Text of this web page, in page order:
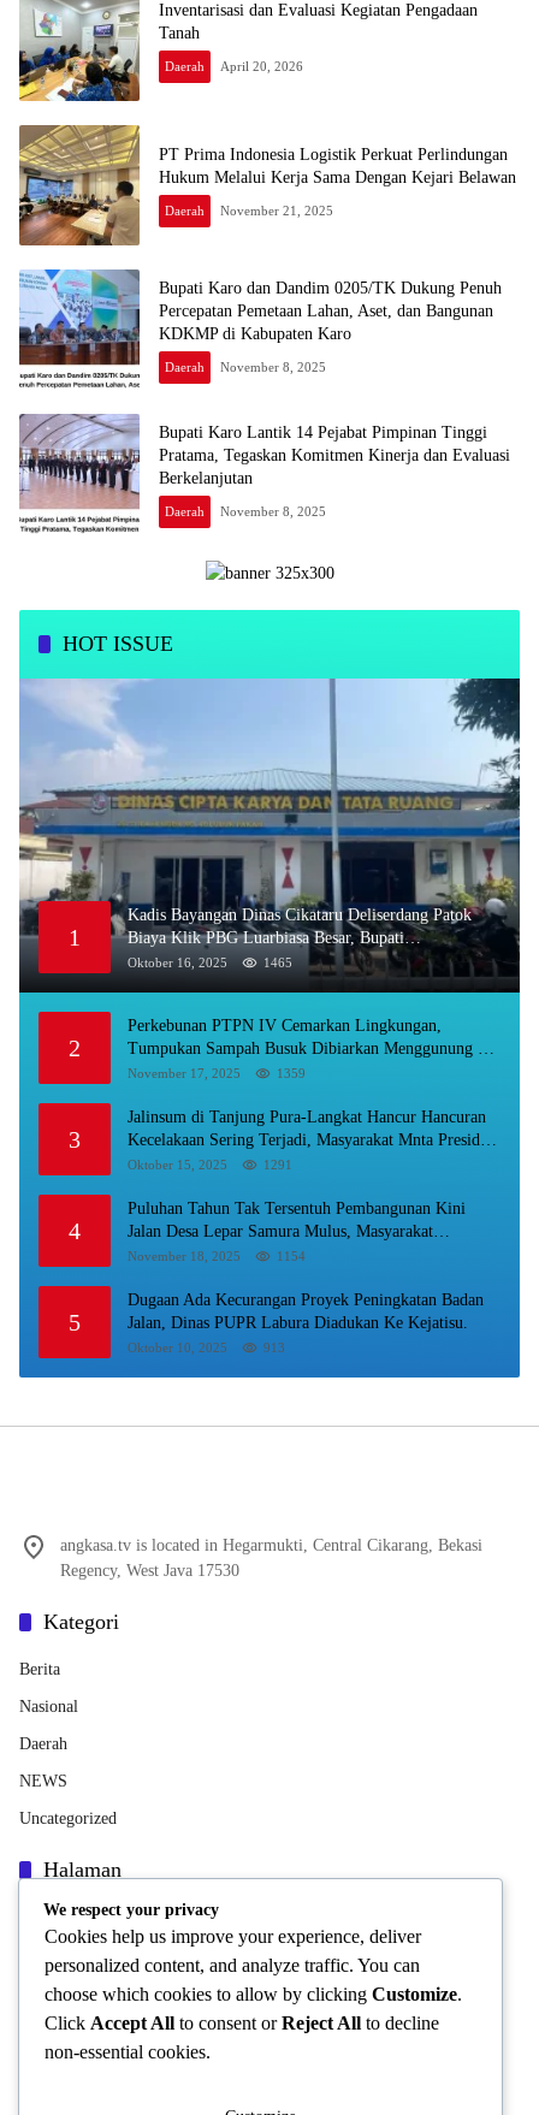
Inventarisasi dan Evaluasi Kegiatan Pengadaan
Tanah
Daerah April 20, 2026
PT Prima Indonesia Logistik Perkuat Perlindungan
Hukum Melalui Kerja Sama Dengan Kejari Belawan
Daerah November 21, 2025
Bupati Karo dan Dandim 0205/TK Dukung Penuh
Percepatan Pemetaan Lahan, Aset, dan Bangunan
KDKMP di Kabupaten Karo
Daerah November 8, 2025
Bupati Karo Lantik 14 Pejabat Pimpinan Tinggi
Pratama, Tegaskan Komitmen Kinerja dan Evaluasi
Berkelanjutan
Daerah November 8, 2025
HOT ISSUE
1
Kadis Bayangan Dinas Cikataru Deliserdang Patok
Biaya Klik PBG Luarbiasa Besar, Bupati
Dipermalukan
Oktober 16, 2025 1465
2
Perkebunan PTPN IV Cemarkan Lingkungan,
Tumpukan Sampah Busuk Dibiarkan Menggunung Di
Areal Rumah Karyawan.
November 17, 2025 1359
3
Jalinsum di Tanjung Pura-Langkat Hancur Hancuran
Kecelakaan Sering Terjadi, Masyarakat Mnta Presiden
Prabowo Beri Perhatian.
Oktober 15, 2025 1291
4
Puluhan Tahun Tak Tersentuh Pembangunan Kini
Jalan Desa Lepar Samura Mulus, Masyarakat
Sampaikan Terimakasih Ke Bupati Karo
November 18, 2025 1154
5
Dugaan Ada Kecurangan Proyek Peningkatan Badan
Jalan, Dinas PUPR Labura Diadukan Ke Kejatisu.
Oktober 10, 2025 913
angkasa.tv is located in Hegarmukti, Central Cikarang, Bekasi
Regency, West Java 17530
Kategori
Berita
Nasional
Daerah
NEWS
Uncategorized
Halaman
Indeks Berita
INFORMASI PERUSAHAAN
Pedoman Media Siber
Privacy Policy
We respect your privacy
Cookies help us improve your experience, deliver
personalized content, and analyze traffic. You can
choose which cookies to allow by clicking Customize.
Click Accept All to consent orReject All to decline
non-essential cookies.